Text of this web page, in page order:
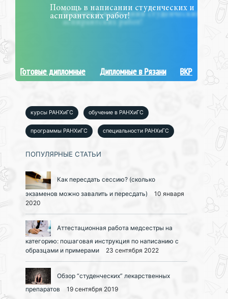
Помощь в написании студенческих и
аспирантских работ!
Готовые дипломные Дипломные в Рязани ВКР
курсы РАНХиГС обучение в РАНХиГС
программы РАНХиГС специальности РАНХиГС
ПОПУЛЯРНЫЕ СТАТЬИ
Как пересдать сессию? (сколько
экзаменов можно завалить и пересдать)
10 января
2020
Аттестационная работа медсестры на
категорию: пошаговая инструкция по написанию с
образцами и примерами
23 сентября 2022
Обзор “студенческих” лекарственных
препаратов
19 сентября 2019